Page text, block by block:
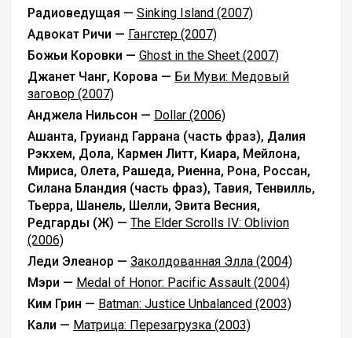
Радиоведущая — Sinking Island (2007)
Адвокат Ричи — Гангстер (2007)
Божьи Коровки — Ghost in the Sheet (2007)
Джанет Чанг, Корова — Би Муви: Медовый
заговор (2007)
Анджела Нильсон — Dollar (2006)
Ашанта, Груианд Гаррана (часть фраз), Далия
Рэкхем, Дола, Кармен Литт, Киара, Мейлона,
Мириса, Олета, Рашеда, Риенна, Рона, Россан,
Силана Бландия (часть фраз), Тавия, Тенвилль,
Тьерра, Шанель, Шелли, Эвита Весния,
Редгарды (Ж) — The Elder Scrolls IV: Oblivion
(2006)
Леди Элеанор — Заколдованная Элла (2004)
Мэри — Medal of Honor: Pacific Assault (2004)
Ким Грин — Batman: Justice Unbalanced (2003)
Кали — Матрица: Перезагрузка (2003)